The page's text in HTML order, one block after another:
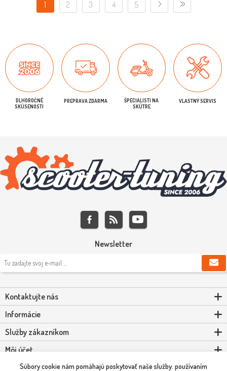
1 2 3 4 5
DLHOROČNÉ
SKÚSENOSTI
PREPRAVA ZDARMA
ŠPECIALISTI NA
SKÚTRE
VLASTNÝ SERVIS
Newsletter
Kontaktujte nás
Informácie
Služby zákazníkom
Môj účet
Powered bynopCommerce
Súbory cookie nám pomáhajú poskytovať naše služby. používaním